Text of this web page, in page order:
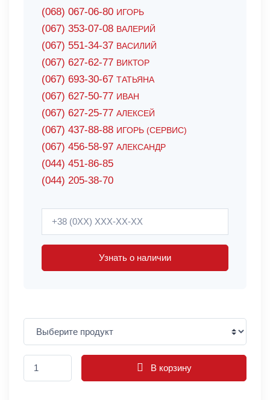
(068) 067-06-80 ИГОРЬ
(067) 353-07-08 ВАЛЕРИЙ
(067) 551-34-37 ВАСИЛИЙ
(067) 627-62-77 ВИКТОР
(067) 693-30-67 ТАТЬЯНА
(067) 627-50-77 ИВАН
(067) 627-25-77 АЛЕКСЕЙ
(067) 437-88-88 ИГОРЬ (СЕРВИС)
(067) 456-58-97 АЛЕКСАНДР
(044) 451-86-85
(044) 205-38-70
Узнать о наличии
В корзину